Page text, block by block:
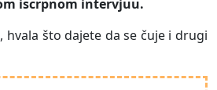
iscrpnom intervjuu.
hvala što dajete da se čuje i drugi